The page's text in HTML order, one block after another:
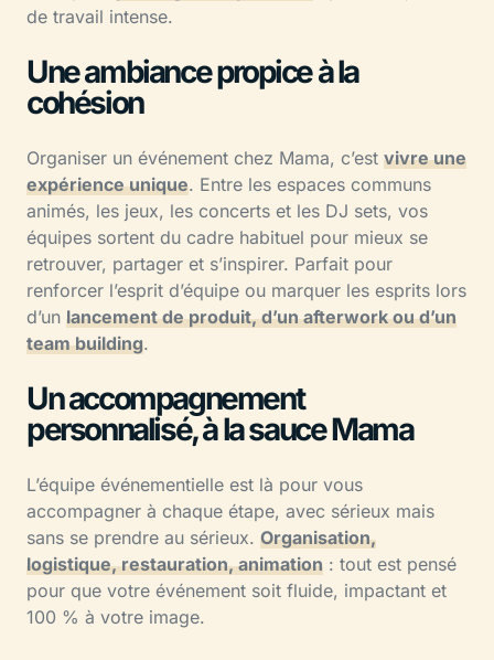
de travail intense.
Une ambiance propice à la
cohésion
Organiser un événement chez Mama, c’est vivre une
expérience unique. Entre les espaces communs
animés, les jeux, les concerts et les DJ sets, vos
équipes sortent du cadre habituel pour mieux se
retrouver, partager et s’inspirer. Parfait pour
renforcer l’esprit d’équipe ou marquer les esprits lors
d’un lancement de produit, d’un afterwork ou d’un
team building.
Un accompagnement
personnalisé, à la sauce Mama
L’équipe événementielle est là pour vous
accompagner à chaque étape, avec sérieux mais
sans se prendre au sérieux. Organisation,
logistique, restauration, animation : tout est pensé
pour que votre événement soit fluide, impactant et
100 % à votre image.